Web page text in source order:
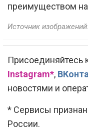
преимуществом
Источник изображений:
Присоединяйтесь
Instagram*,
новостями и
* Сервисы
России.